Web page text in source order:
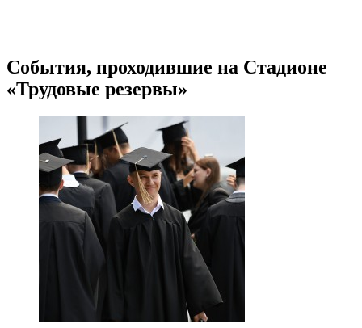
События, проходившие на Стадионе
«Трудовые резервы»